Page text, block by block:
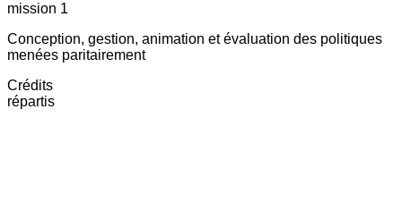
mission 1
Conception, gestion, animation et évaluation des politiques
menées paritairement
Crédits
répartis